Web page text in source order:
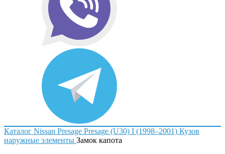
Каталог Nissan Presage Presage (U30) I (1998–2001) Кузов
наружные элементы Замок капота